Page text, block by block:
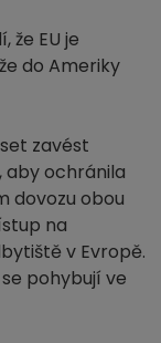
že EU je
do Ameriky
zavést
aby ochránila
dovozu obou
na
v Evropě.
pohybují ve